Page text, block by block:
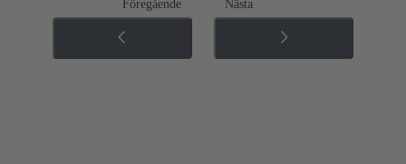
Föregående Nästa